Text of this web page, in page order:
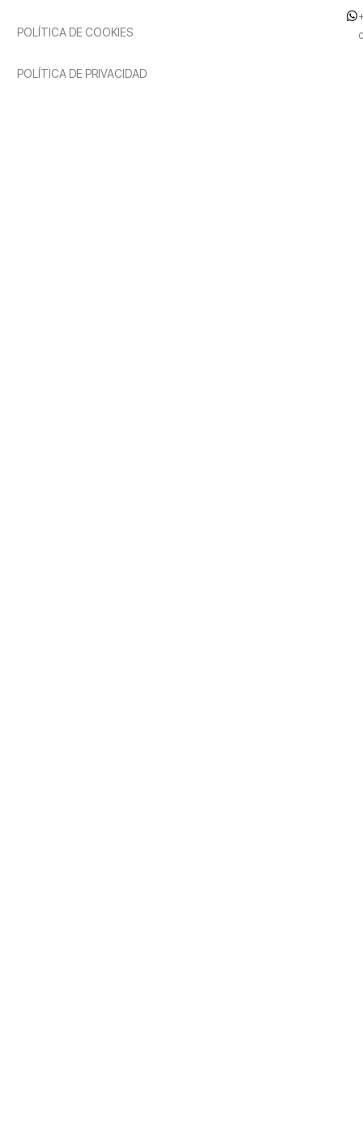
POLÍTICA DE COOKIES
POLÍTICA DE PRIVACIDAD